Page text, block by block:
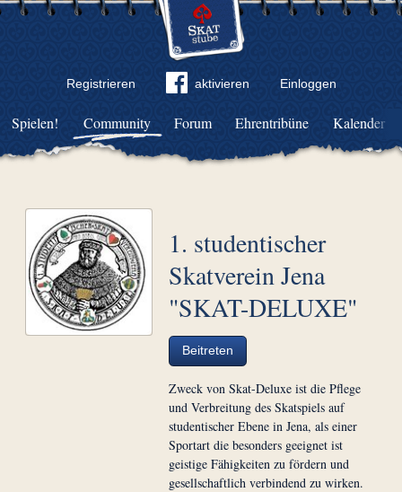
Registrieren aktivieren Einloggen
Community Forum Ehrentribüne Kalender
Spielen!
1. studentischer
Skatverein Jena
"SKAT-DELUXE"
Beitreten
Zweck von Skat-Deluxe ist die Pflege
und Verbreitung des Skatspiels auf
studentischer Ebene in Jena, als einer
Sportart die besonders geeignet ist
geistige Fähigkeiten zu fördern und
gesellschaftlich verbindend zu wirken.